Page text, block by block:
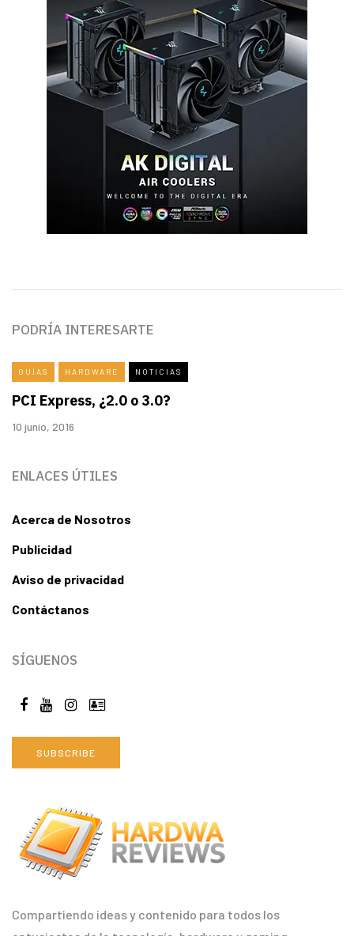
Compartiendo ideas y contenido para todos los
PODRÍA INTERESARTE
GUÍAS HARDWARE NOTICIAS
PCI Express, ¿2.0 o 3.0?
10 junio, 2016
ENLACES ÚTILES
Acerca de Nosotros
Publicidad
Aviso de privacidad
Contáctanos
SÍGUENOS
SUBSCRIBE